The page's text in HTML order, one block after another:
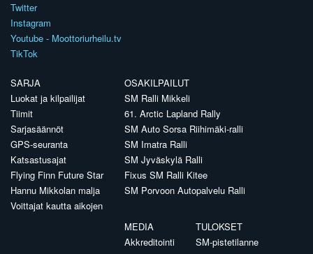
Twitter
Instagram
Youtube - Moottoriurheilu.tv
TikTok
SARJA
Luokat ja kilpailijat
Tiimit
Sarjasäännöt
GPS-seuranta
Katsastusajat
Flying Finn Future Star
Hannu Mikkolan malja
Voittajat kautta aikojen
OSAKILPAILUT
SM Ralli Mikkeli
61. Arctic Lapland Rally
SM Auto Sorsa Riihimäki-ralli
SM Imatra Ralli
SM Jyväskylä Ralli
Fixus SM Ralli Kitee
SM Porvoon Autopalvelu Ralli
MEDIA
Akkreditointi
TULOKSET
SM-pistetilanne